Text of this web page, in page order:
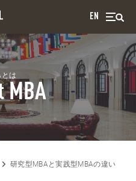
EN
とは
MBA
研究型MBAと実践型MBAの違い